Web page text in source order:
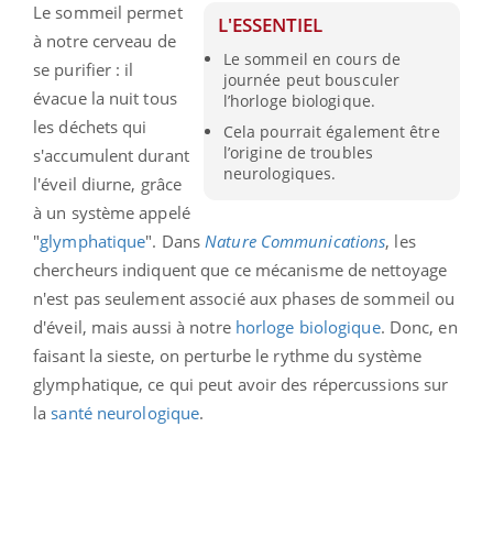
L'ESSENTIEL
Le sommeil en cours de
journée peut bousculer
l’horloge biologique.
Cela pourrait également être
l’origine de troubles
neurologiques.
Le sommeil permet
à notre cerveau de
se purifier : il
évacue la nuit tous
les déchets qui
s'accumulent durant
l'éveil diurne, grâce
à un système appelé
"glymphatique". DansNature Communications, les
chercheurs indiquent que ce mécanisme de nettoyage
n'est pas seulement associé aux phases de sommeil ou
d'éveil, mais aussi à notre horloge biologique. Donc, en
faisant la sieste, on perturbe le rythme du système
glymphatique, ce qui peut avoir des répercussions sur
lasanté neurologique.